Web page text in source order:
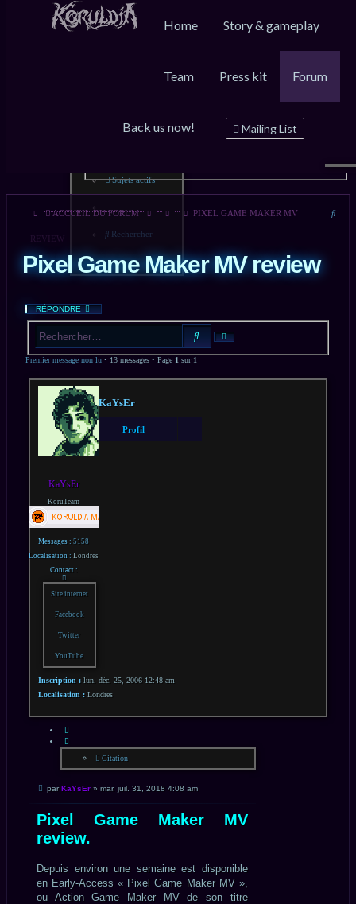
Home Story & gameplay
Team Press kit Forum
Mailing List
Back us now!
Messages non lus
Sujets actifs
Rechercher
Connexion
Inscription
FAQ
ACCUEIL DU FORUM PIXEL GAME MAKER MV
REVIEW
Pixel Game Maker MV review
RÉPONDRE
RECHERCHER
RECHERCHE
AVANCÉE
Premier message non lu • 13 messages • Page 1 sur 1
KaYsEr
KoruTeam
Messages : 5158
Localisation : Londres
Contact :
KaYsEr
Site internet
Facebook
Twitter
YouTube
KaYsEr
Profil
Inscription : lun. déc. 25, 2006 12:48 am
Localisation : Londres
Citation
Message
parKaYsEr » mar. juil. 31, 2018 4:08 am
Pixel Game Maker MV
review.
Depuis environ une semaine est disponible
en Early-Access « Pixel Game Maker MV »,
ou Action Game Maker MV de son titre